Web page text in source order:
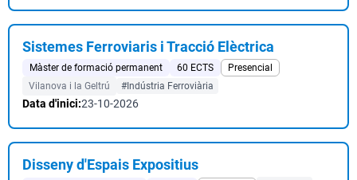
Sistemes Ferroviaris i Tracció Elèctrica
Màster de formació permanent 60 ECTS
Presencial
Vilanova i la Geltrú
#Indústria Ferroviària
Data d'inici:23-10-2026
Disseny d'Espais Expositius